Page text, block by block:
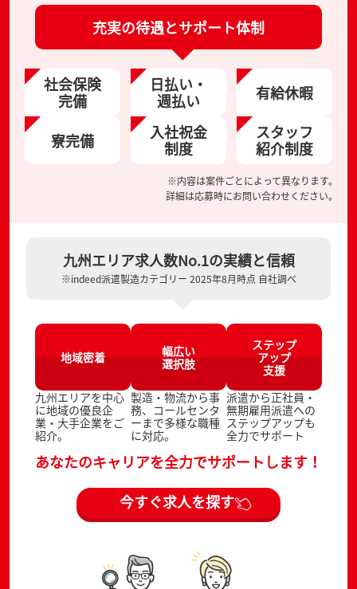
充実の待遇とサポート体制
社会保険
完備
日払い・
週払い 有給休暇
寮完備 入社祝金
制度
スタッフ
紹介制度
※内容は案件ごとによって異なります。
詳細は応募時にお問い合わせください。
九州エリア求人数No.1の実績と信頼
※indeed派遣製造カテゴリー 2025年8月時点 自社調べ
地域密着
九州エリアを中心
に地域の優良企
業・大手企業をご
紹介。
幅広い
選択肢
製造・物流から事
務、コールセンタ
ーまで多様な職種
に対応。
ステップ
アップ
支援
派遣から正社員・
無期雇用派遣への
ステップアップも
全力でサポート
あなたのキャリアを全力でサポートします！
今すぐ求人を探す